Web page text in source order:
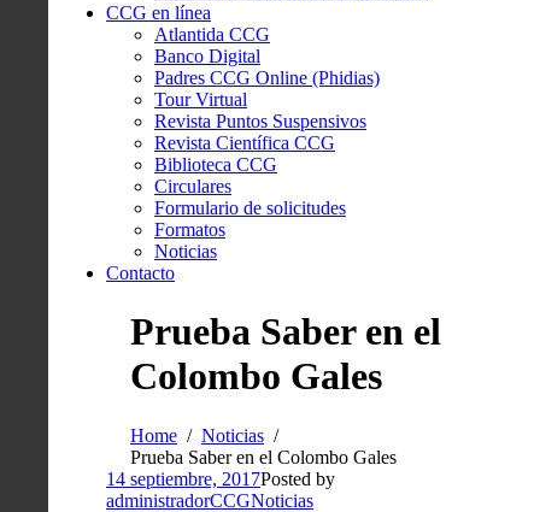
CCG en línea
Atlantida CCG
Banco Digital
Padres CCG Online (Phidias)
Tour Virtual
Revista Puntos Suspensivos
Revista Científica CCG
Biblioteca CCG
Circulares
Formulario de solicitudes
Formatos
Noticias
Contacto
Prueba Saber en el
Colombo Gales
Home
Noticias
Prueba Saber en el Colombo Gales
14 septiembre, 2017Posted by
administradorCCGNoticias